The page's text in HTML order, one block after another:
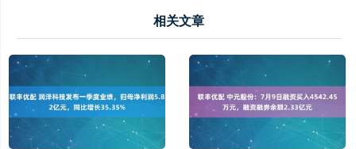
相关文章